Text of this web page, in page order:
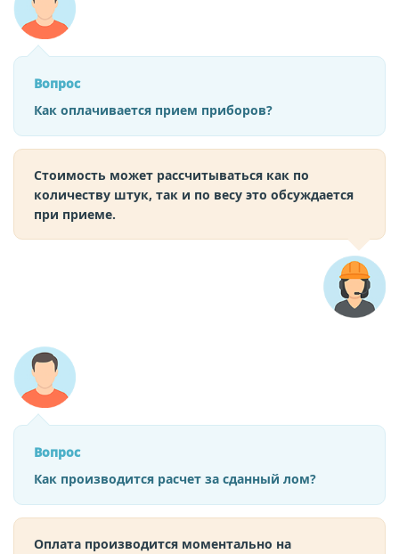
Вопрос
Как оплачивается прием приборов?
Стоимость может рассчитываться как по
количеству штук, так и по весу это обсуждается
при приеме.
Вопрос
Как производится расчет за сданный лом?
Оплата производится моментально на